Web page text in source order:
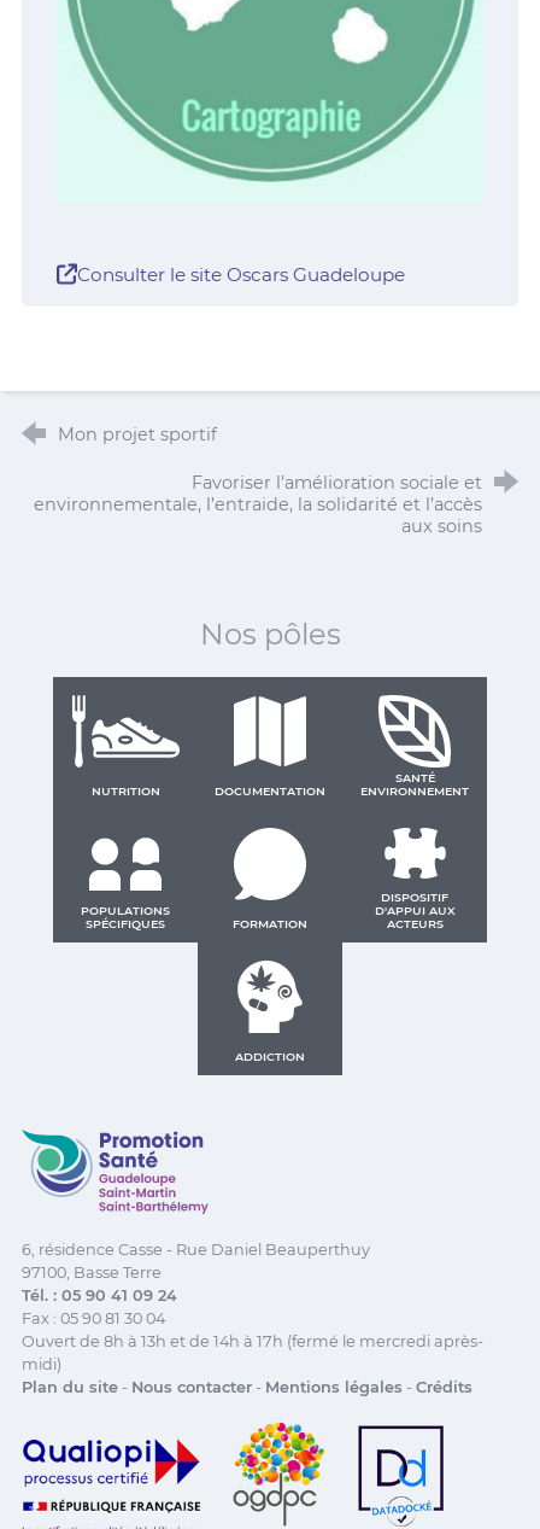
Consulter le site Oscars Guadeloupe
Mon projet sportif
Favoriser l’amélioration sociale et
environnementale, l’entraide, la solidarité et l’accès
aux soins
Nos pôles
NUTRITION DOCUMENTATION
SANTÉ
ENVIRONNEMENT
POPULATIONS
SPÉCIFIQUES
FORMATION
DISPOSITIF
D'APPUI AUX
ACTEURS
ADDICTION
Promotion Santé Guadeloupe, Saint-Martin, Saint
6, résidence Casse - Rue Daniel Beauperthuy
97100, Basse Terre
Tél. : 05 90 41 09 24
Fax : 05 90 81 30 04
Ouvert de 8h à 13h et de 14h à 17h (fermé le mercredi après-
midi)
Plan du site- Nous contacter- Mentions légales - Crédits